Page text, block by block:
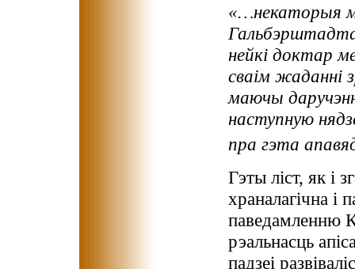
«…некаторыя
Гальбэрштадта
нейкі доктар
сваім жаданні
маючы
наступную
пра гэта
Гэты ліст, як і
храналагічна і
паведамленню
рэальнасць
падзеі